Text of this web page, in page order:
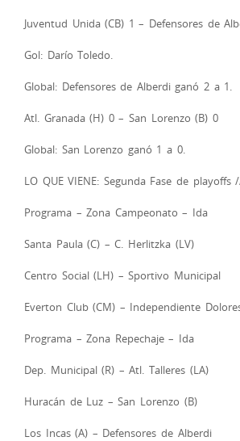
Juventud Unida (CB) 1 – Defensores de
Gol: Darío Toledo.
Global: Defensores de Alberdi ganó 2 a 1.
Atl. Granada (H) 0 – San Lorenzo (B) 0
Global: San Lorenzo ganó 1 a 0.
LO QUE VIENE: Segunda Fase de playoffs
Programa – Zona Campeonato – Ida
Santa Paula (C) – C. Herlitzka (LV)
Centro Social (LH) – Sportivo Municipal
Everton Club (CM) – Independiente
Programa – Zona Repechaje – Ida
Dep. Municipal (R) – Atl. Talleres (LA)
Huracán de Luz – San Lorenzo (B)
Los Incas (A) – Defensores de Alberdi